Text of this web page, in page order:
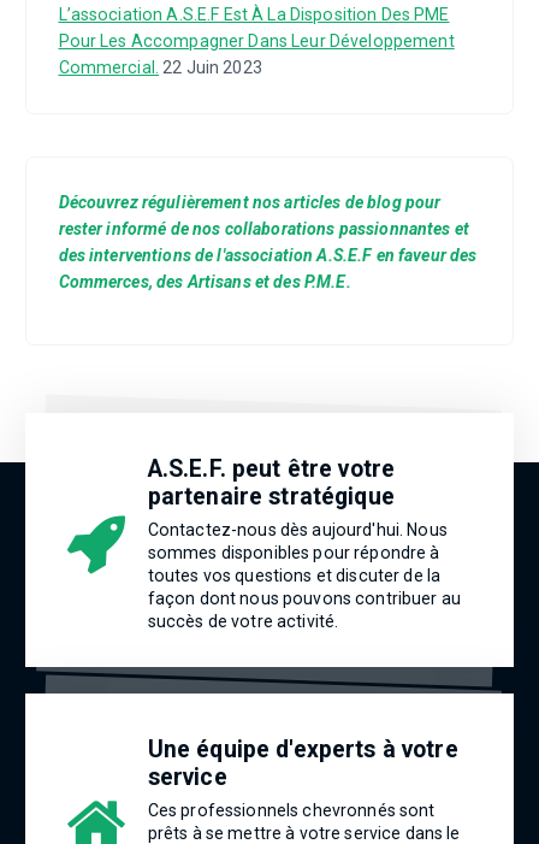
L’association A.S.E.F Est À La Disposition Des PME
Pour Les Accompagner Dans Leur Développement
Commercial. 22 Juin 2023
Découvrez régulièrement nos articles de blog pour
rester informé de nos collaborations passionnantes et
des interventions de l'association A.S.E.F en faveur des
Commerces, des Artisans et des P.M.E.
A.S.E.F. peut être votre
partenaire stratégique
Contactez-nous dès aujourd'hui. Nous
sommes disponibles pour répondre à
toutes vos questions et discuter de la
façon dont nous pouvons contribuer au
succès de votre activité.
Une équipe d'experts à votre
service
Ces professionnels chevronnés sont
prêts à se mettre à votre service dans le